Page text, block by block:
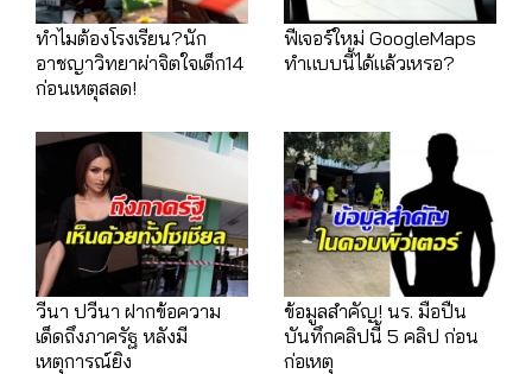
ทำไมต้องโรงเรียน?นัก
อาชญาวิทยาผ่าจิตใจเด็ก14
ก่อนเหตุสลด!
ฟีเจอร์ใหม่ GoogleMaps
ทำแบบนี้ได้แล้วเหรอ?
วีนา ปวีนา ฝากข้อความ
เด็ดถึงภาครัฐ หลังมี
เหตุการณ์ยิง
ข้อมูลสำคัญ! นร. มือปืน
บันทึกคลิปนี้ 5 คลิป ก่อน
ก่อเหตุ